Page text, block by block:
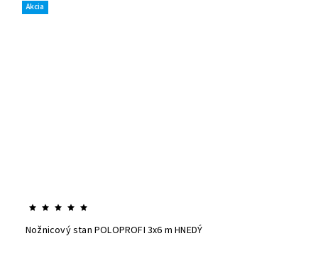
Akcia
Nožnicový stan POLOPROFI 3x6 m HNEDÝ